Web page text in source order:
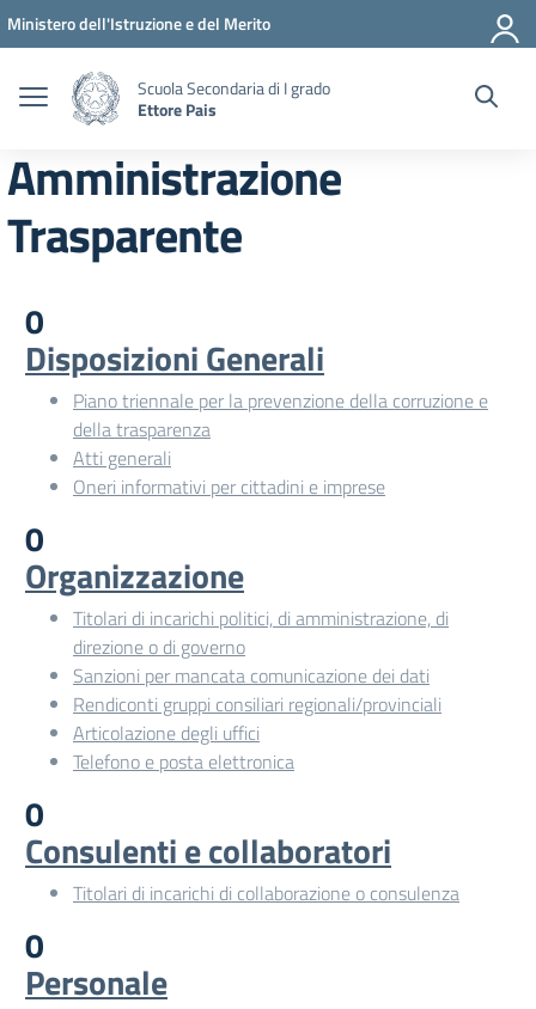
Vai ai contenuti
Vai al menu di navigazione
Vai al footer
Ministero dell'Istruzione e del Merito
Scuola Secondaria di I grado
Ettore Pais
Amministrazione
Trasparente
0
Disposizioni Generali
Piano triennale per la prevenzione della corruzione e
della trasparenza
Atti generali
Oneri informativi per cittadini e imprese
0
Organizzazione
Titolari di incarichi politici, di amministrazione, di
direzione o di governo
Sanzioni per mancata comunicazione dei dati
Rendiconti gruppi consiliari regionali/provinciali
Articolazione degli uffici
Telefono e posta elettronica
0
Consulenti e collaboratori
Titolari di incarichi di collaborazione o consulenza
0
Personale